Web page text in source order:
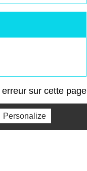
sur cette page
Personalize